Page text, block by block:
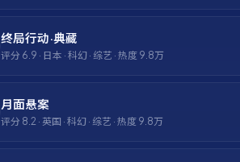
终局行动·典藏
评分 6.9 · 日本 · 科幻 · 综艺 · 热度 9.8万
月面悬案
评分 8.2 · 英国 · 科幻 · 综艺 · 热度 9.8万